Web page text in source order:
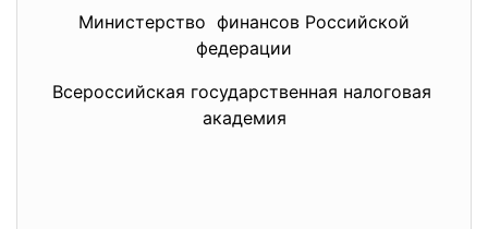
Министерство финансов Российской
федерации
Всероссийская государственная налоговая
академия